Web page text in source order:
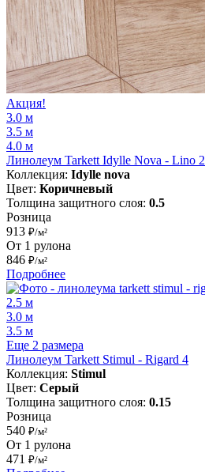
Акция!
3.0 м
3.5 м
4.0 м
Линолеум Tarkett Idylle Nova - Lino 2
Коллекция: Idylle nova
Цвет: Коричневый
Толщина защитного слоя: 0.5
Розница
913 ₽/м²
От 1 рулона
846 ₽/м²
Подробнее
2.5 м
3.0 м
3.5 м
Еще 2 размера
Линолеум Tarkett Stimul - Rigard 4
Коллекция: Stimul
Цвет: Серый
Толщина защитного слоя: 0.15
Розница
540 ₽/м²
От 1 рулона
471 ₽/м²